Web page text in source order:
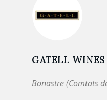
GATELL WINES
Bonastre (Comtats